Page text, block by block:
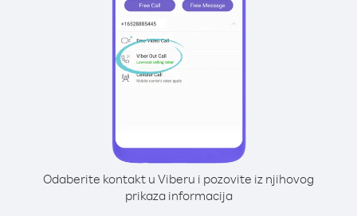
Odaberite kontakt u Viberu i pozovite iz njihovog
prikaza informacija